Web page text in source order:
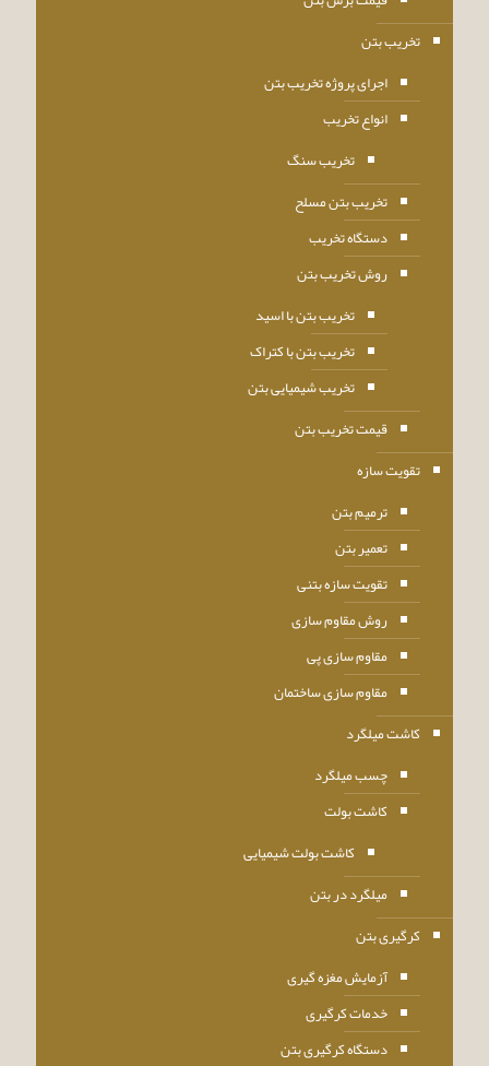
تخریب بتن
اجرای پروژه تخریب بتن
انواع تخریب
تخریب سنگ
تخریب بتن مسلح
دستگاه تخریب
روش تخریب بتن
تخریب بتن با اسید
تخریب بتن با کتراک
تخریب شیمیایی بتن
قیمت تخریب بتن
تقویت سازه
ترمیم بتن
تعمیر بتن
تقویت سازه بتنی
روش مقاوم سازی
مقاوم سازی پی
مقاوم سازی ساختمان
کاشت میلگرد
چسب میلگرد
کاشت بولت
کاشت بولت شیمیایی
میلگرد در بتن
کرگیری بتن
آزمایش مغزه گیری
خدمات کرگیری
دستگاه کرگیری بتن